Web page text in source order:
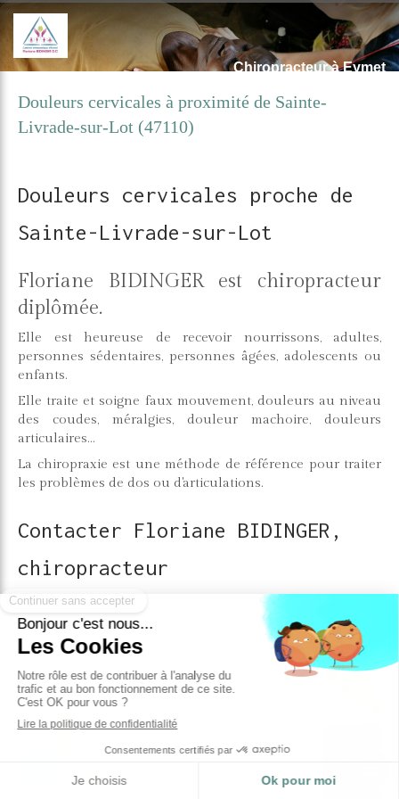
Chiropracteur à Eymet
Douleurs cervicales à proximité de Sainte-
Livrade-sur-Lot (47110)
Douleurs cervicales proche de
Sainte-Livrade-sur-Lot
Floriane BIDINGER est chiropracteur
diplômée.
Elle est heureuse de recevoir nourrissons, adultes,
personnes sédentaires, personnes âgées, adolescents ou
enfants.
Elle traite et soigne faux mouvement, douleurs au niveau
des coudes, méralgies, douleur machoire, douleurs
articulaires...
La chiropraxie est une méthode de référence pour traiter
les problèmes de dos ou d'articulations.
Contacter Floriane BIDINGER,
chiropracteur